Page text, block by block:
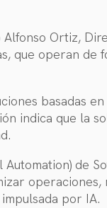
Ortiz,
que operan de
basadas
indica que la
de
por IA.